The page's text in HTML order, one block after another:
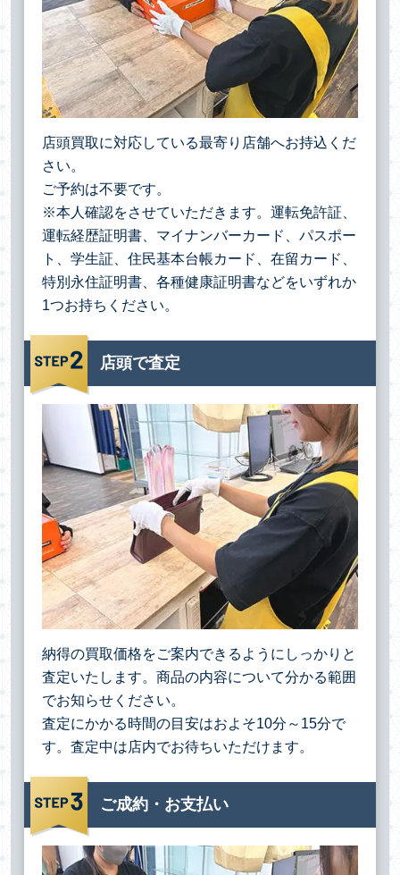
店頭買取に対応している最寄り店舗へお持込くだ
さい。
ご予約は不要です。
※本人確認をさせていただきます。運転免許証、
運転経歴証明書、マイナンバーカード、パスポー
ト、学生証、住民基本台帳カード、在留カード、
特別永住証明書、各種健康証明書などをいずれか
1つお持ちください。
店頭で査定
納得の買取価格をご案内できるようにしっかりと
査定いたします。商品の内容について分かる範囲
でお知らせください。
査定にかかる時間の目安はおよそ10分～15分で
す。査定中は店内でお待ちいただけます。
ご成約・お支払い